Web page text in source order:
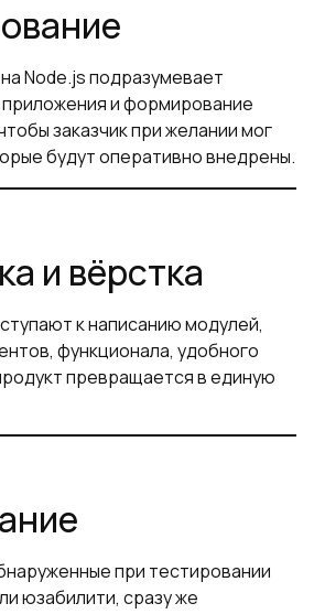
Node.js подразумевает
приложения и формирование
заказчик при желании мог
будут оперативно внедрены.
и вёрстка
к написанию модулей,
функционала, удобного
превращается в единую
при тестировании
юзабилити, сразу же